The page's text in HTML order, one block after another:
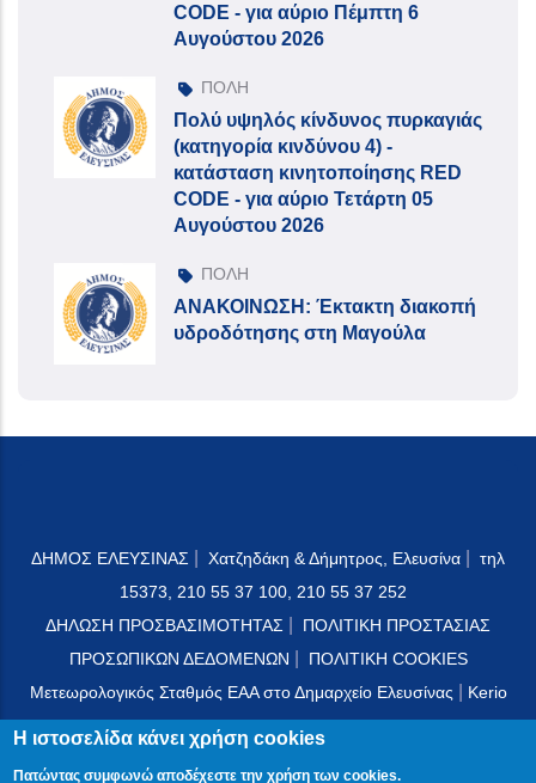
CODE - για αύριο Πέμπτη 6
Αυγούστου 2026
ΠΟΛΗ
Πολύ υψηλός κίνδυνος πυρκαγιάς
(κατηγορία κινδύνου 4) -
κατάσταση κινητοποίησης RED
CODE - για αύριο Τετάρτη 05
Αυγούστου 2026
ΠΟΛΗ
ΑΝΑΚΟΙΝΩΣΗ: Έκτακτη διακοπή
υδροδότησης στη Μαγούλα
ΔΗΜΟΣ ΕΛΕΥΣΙΝΑΣ Χατζηδάκη & Δήμητρος, Ελευσίνα
τηλ
15373, 210 55 37 100, 210 55 37 252
ΔΗΛΩΣΗ ΠΡΟΣΒΑΣΙΜΟΤΗΤΑΣ
ΠΟΛΙΤΙΚΗ ΠΡΟΣΤΑΣΙΑΣ
ΠΡΟΣΩΠΙΚΩΝ ΔΕΔΟΜΕΝΩΝ
ΠΟΛΙΤΙΚΗ COOKIES
Μετεωρολογικός Σταθμός ΕΑΑ στο Δημαρχείο Ελευσίνας
Kerio
Mail Server
Η ιστοσελίδα κάνει χρήση cookies
Πατώντας συμφωνώ αποδέχεστε την χρήση των cookies.